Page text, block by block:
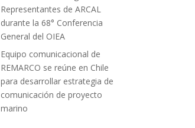
Representantes de ARCAL
durante la 68° Conferencia
General del OIEA
Equipo comunicacional de
REMARCO se reúne en Chile
para desarrollar estrategia de
comunicación de proyecto
marino